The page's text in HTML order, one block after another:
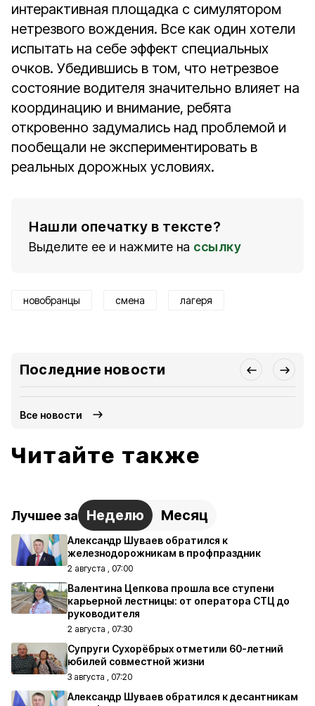
интерактивная площадка с симулятором
нетрезвого вождения. Все как один хотели
испытать на себе эффект специальных
очков. Убедившись в том, что нетрезвое
состояние водителя значительно влияет на
координацию и внимание, ребята
откровенно задумались над проблемой и
пообещали не экспериментировать в
реальных дорожных условиях.
Нашли опечатку в тексте?
Выделите ее и нажмите на ссылку
новобранцы смена лагеря
Последние новости
Все новости
Читайте также
Лучшее за Неделю Месяц
Александр Шуваев обратился к
железнодорожникам в профпраздник
2 августа , 07:00
Валентина Цепкова прошла все ступени
карьерной лестницы: от оператора СТЦ до
руководителя
2 августа , 07:30
Супруги Сухорёбрых отметили 60-летний
юбилей совместной жизни
3 августа , 07:20
Александр Шуваев обратился к десантникам